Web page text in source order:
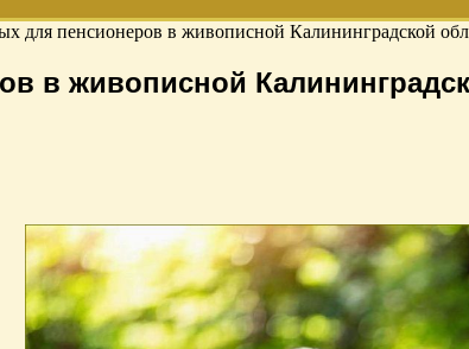
для пенсионеров в живописной Калининградской
в живописной